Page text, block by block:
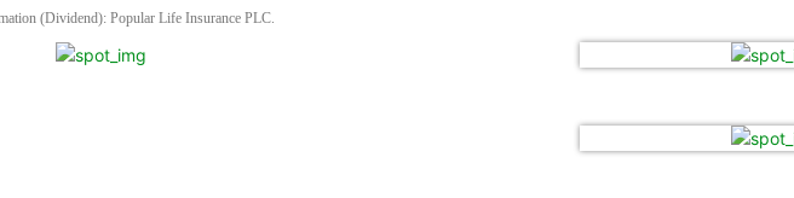
(Dividend): Popular Life Insurance PLC.